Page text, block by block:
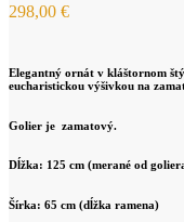
298,00 €
Elegantný ornát v kláštornom
eucharistickou výšivkou na
Golier je zamatový.
Dĺžka: 125 cm (merané od
Šírka: 65 cm (dĺžka ramena)